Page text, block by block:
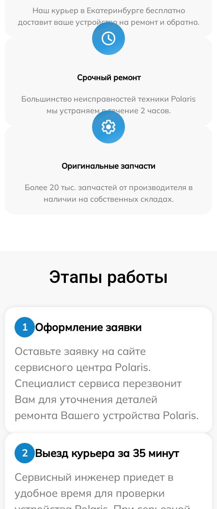
Наш курьер в Екатеринбурге бесплатно
доставит ваше устройство на ремонт и обратно.
Срочный ремонт
Большинство неисправностей техники Polaris
мы устраняем в течение 2 часов.
Оригинальные запчасти
Более 20 тыс. запчастей от производителя в
наличии на собственных складах.
Этапы работы
1
Оформление заявки
Оставьте заявку на сайте
сервисного центра Polaris.
Специалист сервиса перезвонит
Вам для уточнения деталей
ремонта Вашего устройства Polaris.
2
Выезд курьера за 35 минут
Сервисный инженер приедет в
удобное время для проверки